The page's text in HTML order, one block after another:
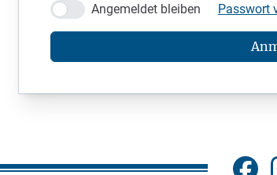
Angemeldet bleiben Passwort